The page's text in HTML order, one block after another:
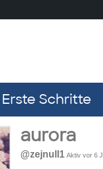
Erste Schritte
aurora
@zejnull1 Aktiv vor 6